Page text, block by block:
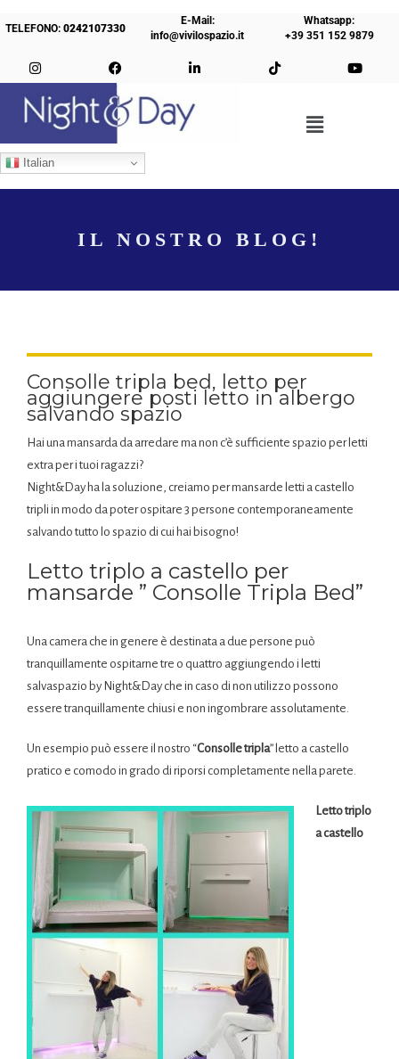
TELEFONO:0242107330
E-Mail:
info@vivilospazio.it
Whatsapp:
+39 351 152 9879
Italian
IL NOSTRO BLOG!
Consolle tripla bed, letto per
aggiungere posti letto in albergo
salvando spazio
Hai una mansarda da arredare ma non c’è sufficiente spazio per letti
extra per i tuoi ragazzi?
Night&Day ha la soluzione, creiamo per mansarde letti a castello
tripli in modo da poter ospitare 3 persone contemporaneamente
salvando tutto lo spazio di cui hai bisogno!
Letto triplo a castello per
mansarde ” Consolle Tripla Bed”
Una camera che in genere è destinata a due persone può
tranquillamente ospitarne tre o quattro aggiungendo i letti
salvaspazio by Night&Day che in caso di non utilizzo possono
essere tranquillamente chiusi e non ingombrare assolutamente.
Un esempio può essere il nostro “Consolle tripla” letto a castello
pratico e comodo in grado di riporsi completamente nella parete.
Letto triplo
a castello